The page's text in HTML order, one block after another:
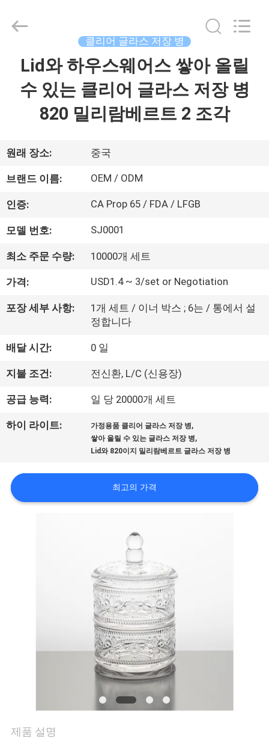
동
영
상
회
사
소
공
장
견
품
XI'AN
MASSHINE
Reserved.
클리어 글라스 저장 병
Lid와 하우스웨어스 쌓아 올릴
수 있는 클리어 글라스 저장 병
820 밀리람베르트 2 조각
원래 장소: 중국
브랜드 이름: OEM / ODM
인증: CA Prop 65 / FDA / LFGB
모델 번호: SJ0001
최소 주문 수량: 10000개 세트
가격: USD1.4 ~ 3/set or Negotiation
포장 세부 사항:
1개 세트 / 이너 박스 ; 6는 / 통에서 설
정합니다
배달 시간: 0 일
지불 조건: 전신환, L/C (신용장)
공급 능력: 일 당 20000개 세트
하이 라이트: 가정용품 클리어 글라스 저장 병,
쌓아 올릴 수 있는 글라스 저장 병,
Lid와 820이지 밀리람베르트 글라스 저장 병
최고의 가격
제품 설명